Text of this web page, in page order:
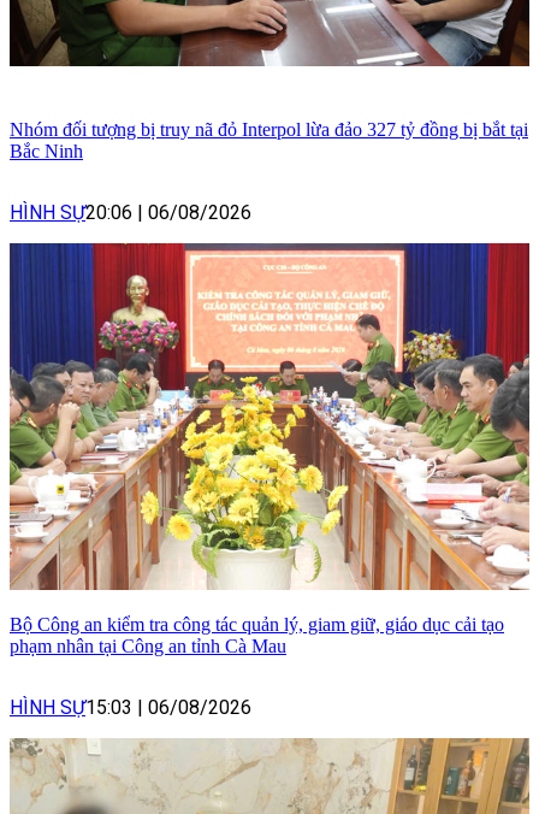
Nhóm đối tượng bị truy nã đỏ Interpol lừa đảo 327 tỷ đồng bị bắt tại
Bắc Ninh
HÌNH SỰ20:06 | 06/08/2026
Bộ Công an kiểm tra công tác quản lý, giam giữ, giáo dục cải tạo
phạm nhân tại Công an tỉnh Cà Mau
HÌNH SỰ15:03 | 06/08/2026